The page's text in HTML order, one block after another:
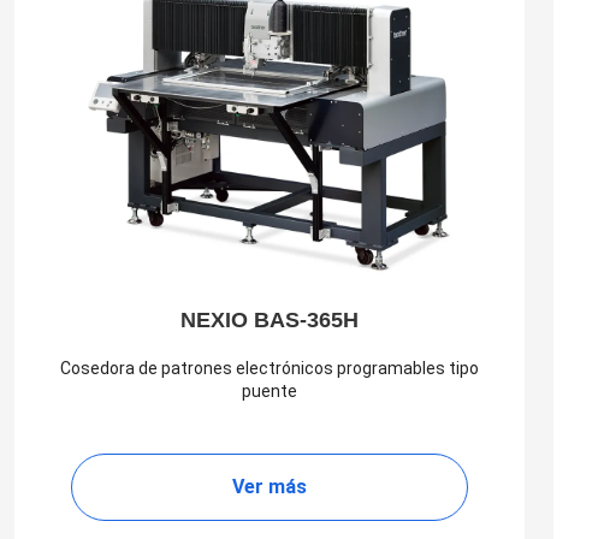
NEXIO BAS-365H
Cosedora de patrones electrónicos programables tipo
puente
Ver más